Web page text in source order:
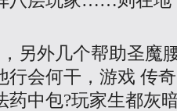
另外几个帮助圣魔
行会何干，游戏 传
药中包?玩家生都灰